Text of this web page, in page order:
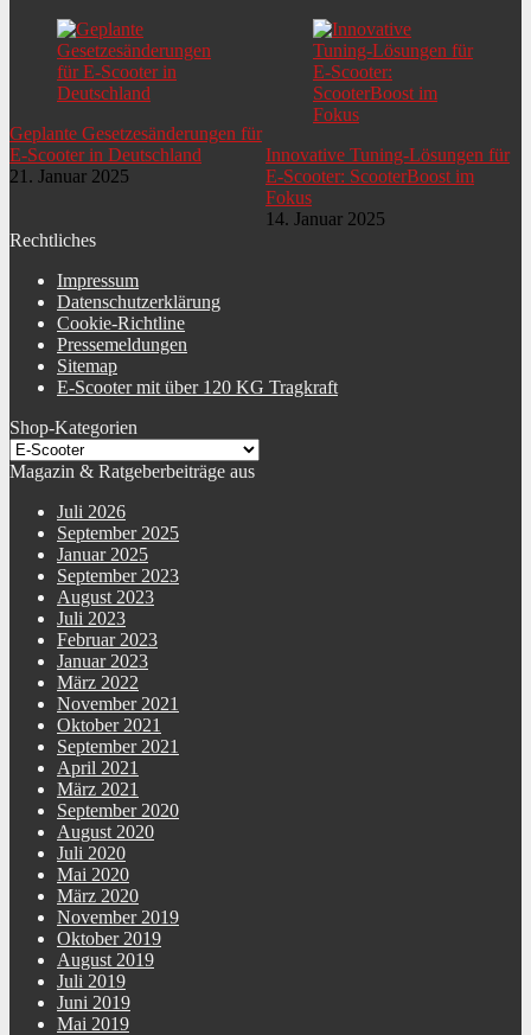
Geplante Gesetzesänderungen für
E-Scooter in Deutschland
21. Januar 2025
Innovative Tuning-Lösungen für
E-Scooter: ScooterBoost im
Fokus
14. Januar 2025
Rechtliches
Impressum
Datenschutzerklärung
Cookie-Richtline
Pressemeldungen
Sitemap
E-Scooter mit über 120 KG Tragkraft
Shop-Kategorien
Magazin & Ratgeberbeiträge aus
Juli 2026
September 2025
Januar 2025
September 2023
August 2023
Juli 2023
Februar 2023
Januar 2023
März 2022
November 2021
Oktober 2021
September 2021
April 2021
März 2021
September 2020
August 2020
Juli 2020
Mai 2020
März 2020
November 2019
Oktober 2019
August 2019
Juli 2019
Juni 2019
Mai 2019